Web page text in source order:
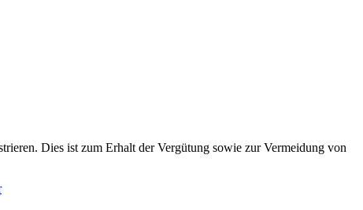
Dies ist zum Erhalt der Vergütung sowie zur Vermeidung von